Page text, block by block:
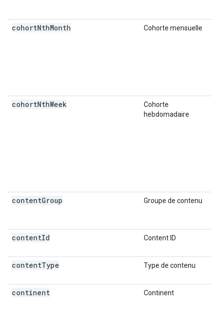
cohortNthMonth Cohorte mensuelle
cohortNthWeek
Cohorte
hebdomadaire
contentGroup Groupe de contenu
contentId Content ID
contentType Type de contenu
continent Continent